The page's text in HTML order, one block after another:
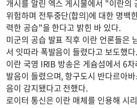
개시를 알린 엑스 게시물에서 "이란의
위험하며 전투중단(합의)에 대한 명백
력한 공습"을 한다고 밝힌 바 있다.
미군의 공습 발표 직후 이란 언론들은
서 잇따라 폭발음이 들렸다고 보도했다.
이란 국영 IRIB 방송은 게슘섬에서 6
발음이 들렸으며, 항구도시 반다르아
음이 감지됐다고 전했다.
로이터 통신은 이란 매체를 인용해 시